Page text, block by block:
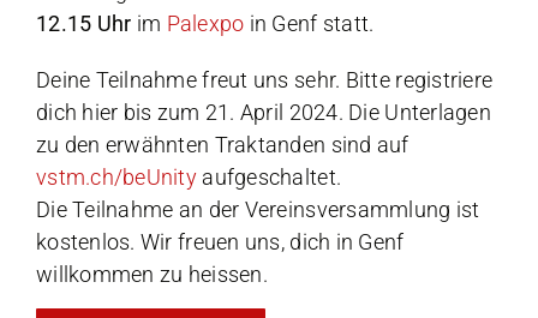
12.15 Uhr im Palexpo in Genf statt.
Deine Teilnahme freut uns sehr. Bitte registriere
dich hier bis zum 21. April 2024. Die Unterlagen
zu den erwähnten Traktanden sind auf
vstm.ch/beUnity aufgeschaltet.
Die Teilnahme an der Vereinsversammlung ist
kostenlos. Wir freuen uns, dich in Genf
willkommen zu heissen.